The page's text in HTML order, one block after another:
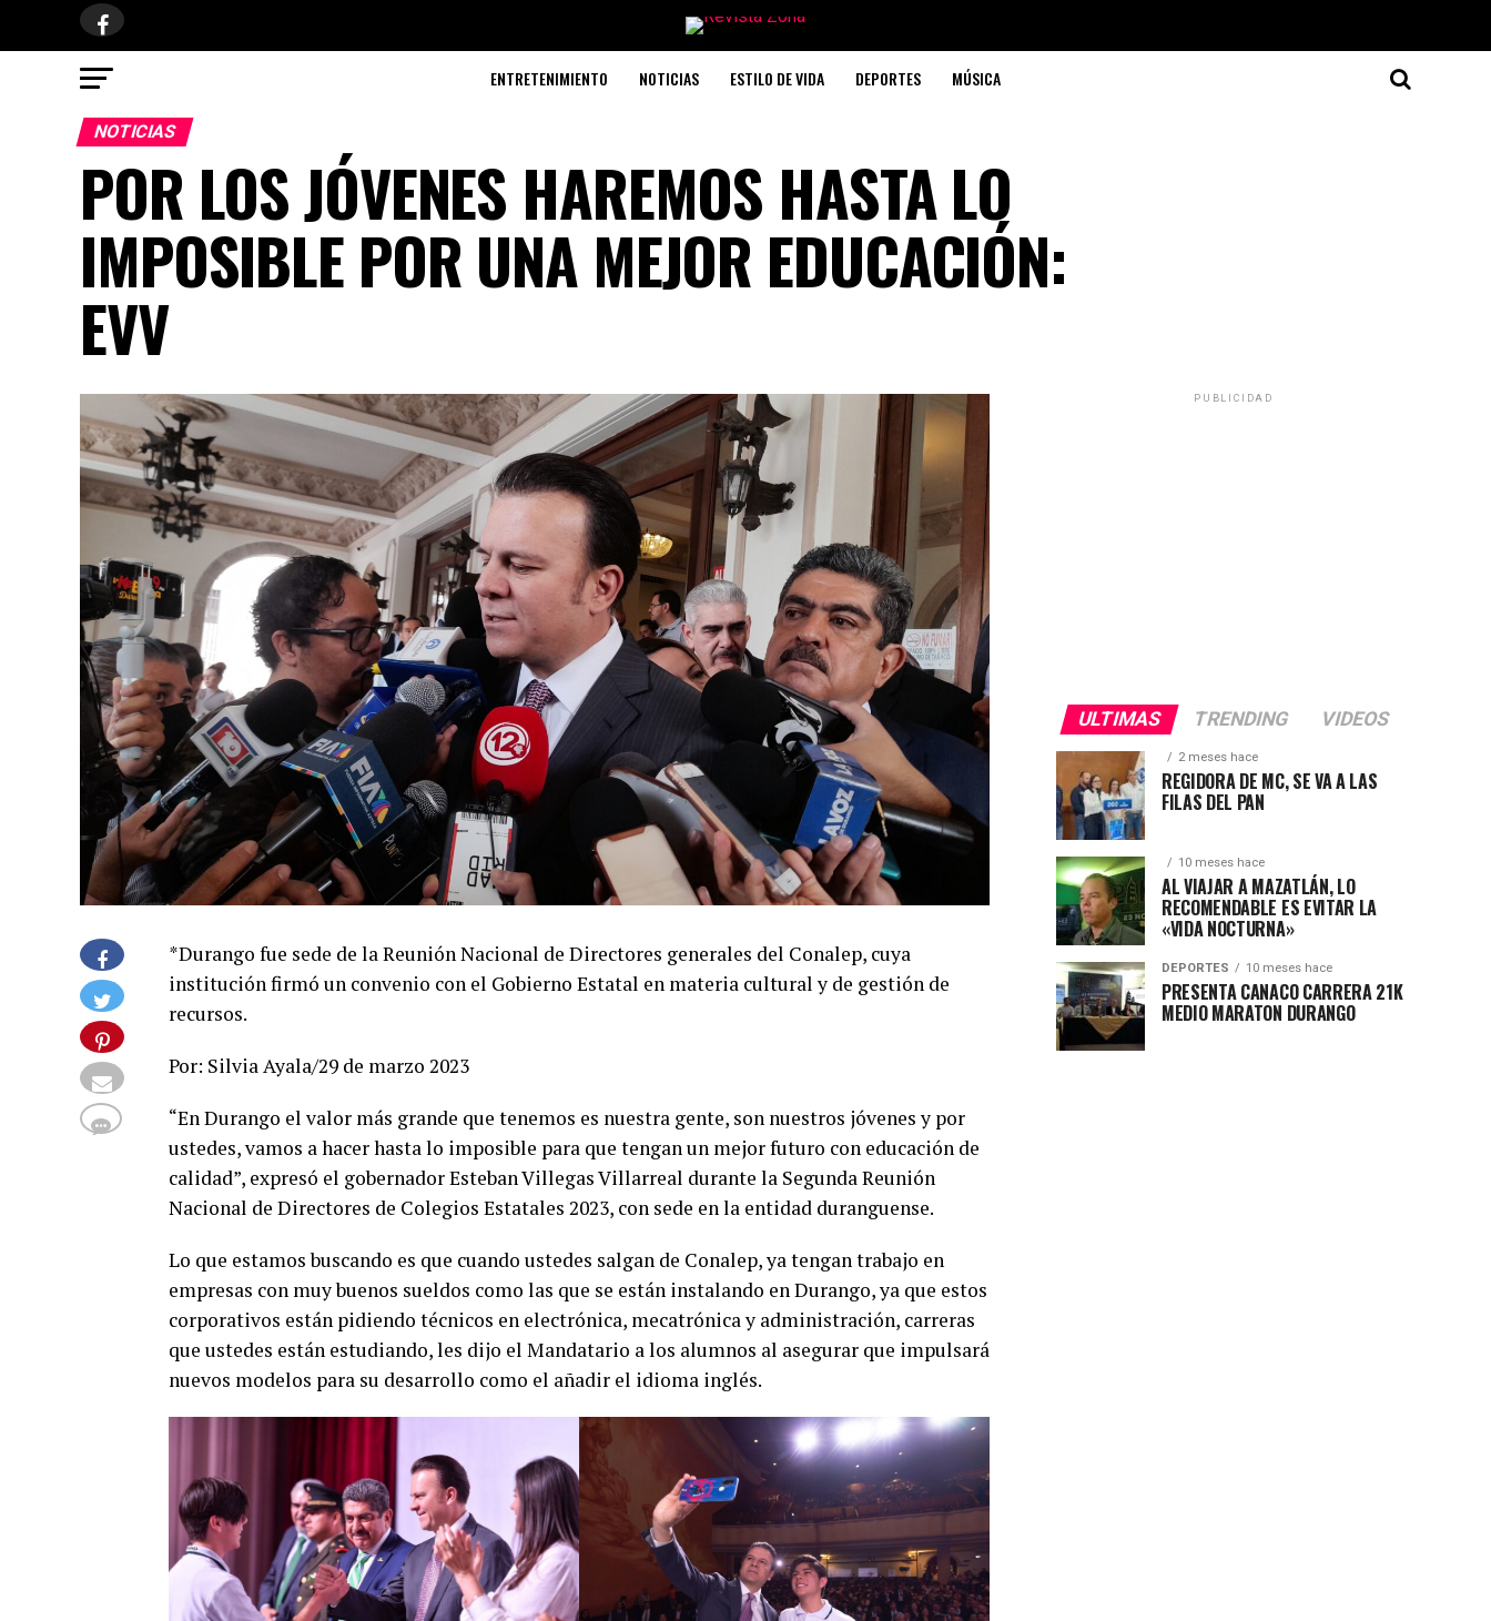
ENTRETENIMIENTO NOTICIAS ESTILO DE VIDA DEPORTES MÚSICA
NOTICIAS
POR LOS JÓVENES HAREMOS HASTA LO
IMPOSIBLE POR UNA MEJOR EDUCACIÓN:
EVV
*Durango fue sede de la Reunión Nacional de Directores generales del Conalep, cuya
institución firmó un convenio con el Gobierno Estatal en materia cultural y de gestión de
recursos.
Por: Silvia Ayala/29 de marzo 2023
“En Durango el valor más grande que tenemos es nuestra gente, son nuestros jóvenes y por
ustedes, vamos a hacer hasta lo imposible para que tengan un mejor futuro con educación de
calidad”, expresó el gobernador Esteban Villegas Villarreal durante la Segunda Reunión
Nacional de Directores de Colegios Estatales 2023, con sede en la entidad duranguense.
Lo que estamos buscando es que cuando ustedes salgan de Conalep, ya tengan trabajo en
empresas con muy buenos sueldos como las que se están instalando en Durango, ya que estos
corporativos están pidiendo técnicos en electrónica, mecatrónica y administración, carreras
que ustedes están estudiando, les dijo el Mandatario a los alumnos al asegurar que impulsará
nuevos modelos para su desarrollo como el añadir el idioma inglés.
PUBLICIDAD
ULTIMAS TRENDING VIDEOS
2 meses hace
REGIDORA DE MC, SE VA A LAS
FILAS DEL PAN
10 meses hace
AL VIAJAR A MAZATLÁN, LO
RECOMENDABLE ES EVITAR LA
«VIDA NOCTURNA»
DEPORTES 10 meses hace
PRESENTA CANACO CARRERA 21K
MEDIO MARATON DURANGO